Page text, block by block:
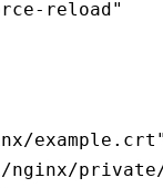
reload"
example.crt"
private/